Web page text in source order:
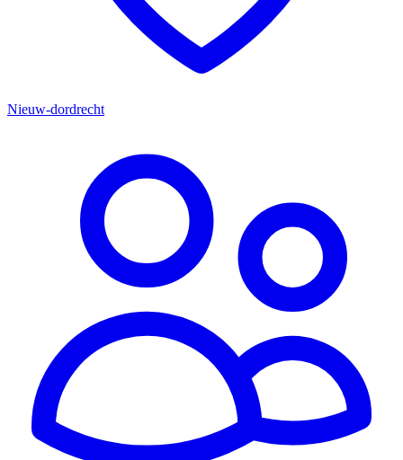
Nieuw-dordrecht